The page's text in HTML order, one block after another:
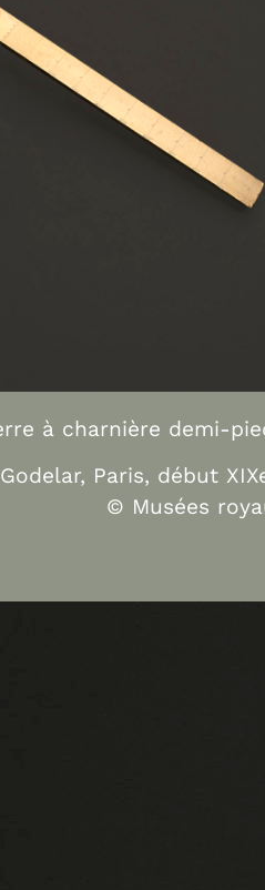
à charnière demi-
Godelar, Paris, début
© Musées